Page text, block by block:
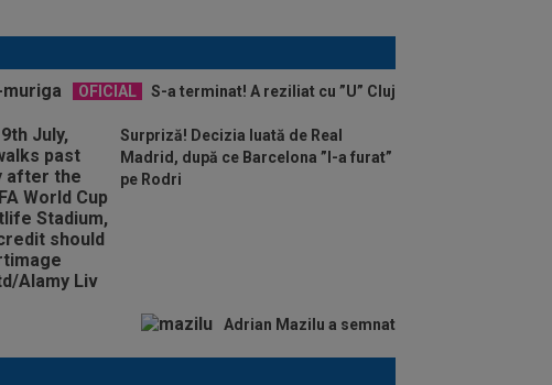
OFICIAL S-a terminat! A reziliat cu ”U” Cluj
Surpriză! Decizia luată de Real
Madrid, după ce Barcelona ”l-a furat”
pe Rodri
Adrian Mazilu a semnat